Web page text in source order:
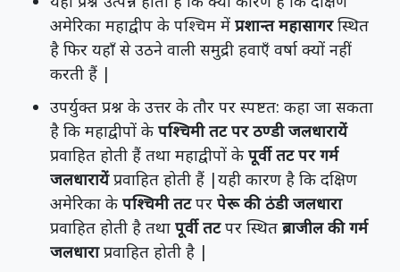
अमेरिका महाद्वीप के पश्चिम में प्रशान्त महासागरस्थित
है फिर यहाँ से उठने वाली समुद्री हवाएँ वर्षा क्यों नहीं
करती हैं |
उपर्युक्त प्रश्न के उत्तर के तौर पर स्पष्टत: कहा जा सकता
है कि महाद्वीपों के पश्चिमी तट पर ठण्डी जलधारायें
प्रवाहित होती हैं तथा महाद्वीपों के पूर्वी तट पर गर्म
जलधारायेंप्रवाहित होती हैं |यही कारण है कि दक्षिण
अमेरिका के पश्चिमी तटपर पेरू की ठंडी जलधारा
प्रवाहित होती है तथा पूर्वी तटपर स्थित ब्राजील की गर्म
जलधाराप्रवाहित होती है |